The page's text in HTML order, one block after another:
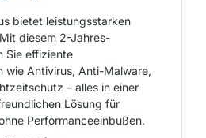
bietet leistungsstarken
diesem 2-Jahres-
Sie effiziente
wie Antivirus, Anti-Malware,
– alles in einer
Lösung für
Performanceeinbußen.